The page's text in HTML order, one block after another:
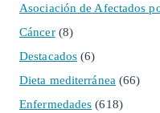
Asociación de Afectados
Cáncer(8)
Destacados (6)
Dieta mediterránea (66)
Enfermedades (618)